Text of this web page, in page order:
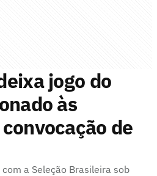
jogo do
às
de
a Seleção Brasileira sob